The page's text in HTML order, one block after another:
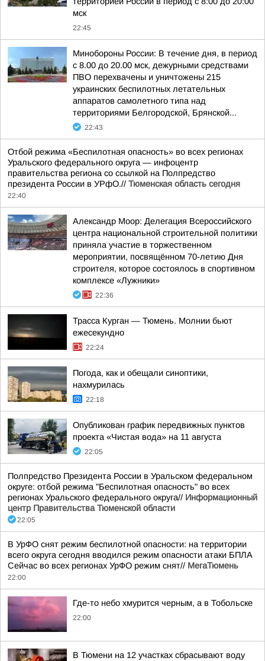
мск
22:45
Минобороны России: В течение дня, в период
с 8.00 до 20.00 мск, дежурными средствами
ПВО перехвачены и уничтожены 215
украинских беспилотных летательных
аппаратов самолетного типа над
территориями Белгородской, Брянской...
22:43
Отбой режима «Беспилотная опасность» во всех регионах
Уральского федерального округа — инфоцентр
правительства региона со ссылкой на Полпредство
президента России в УРфО.// Тюменская область сегодня
22:40
Александр Моор: Делегация Всероссийского
центра национальной строительной политики
приняла участие в торжественном
мероприятии, посвящённом 70-летию Дня
строителя, которое состоялось в спортивном
комплексе «Лужники»
22:36
Трасса Курган — Тюмень. Молнии бьют
ежесекундно
22:24
Погода, как и обещали синоптики,
нахмурилась
22:18
Опубликован график передвижных пунктов
проекта «Чистая вода» на 11 августа
22:05
Полпредство Президента России в Уральском федеральном
округе: отбой режима "Беспилотная опасность" во всех
регионах Уральского федерального округа// Информационный
центр Правительства Тюменской области
22:05
В УрФО снят режим беспилотной опасности: на территории
всего округа сегодня вводился режим опасности атаки БПЛА
Сейчас во всех регионах УрФО режим снят// МегаТюмень
22:00
Где-то небо хмурится черным, а в Тобольске
22:00
В Тюмени на 12 участках сбрасывают воду